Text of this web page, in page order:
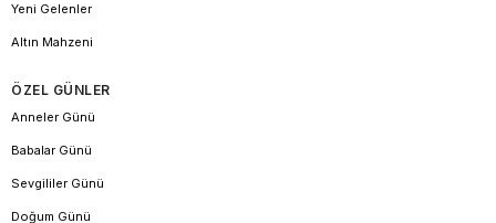
Yeni Gelenler
Altın Mahzeni
ÖZEL GÜNLER
Anneler Günü
Babalar Günü
Sevgililer Günü
Doğum Günü